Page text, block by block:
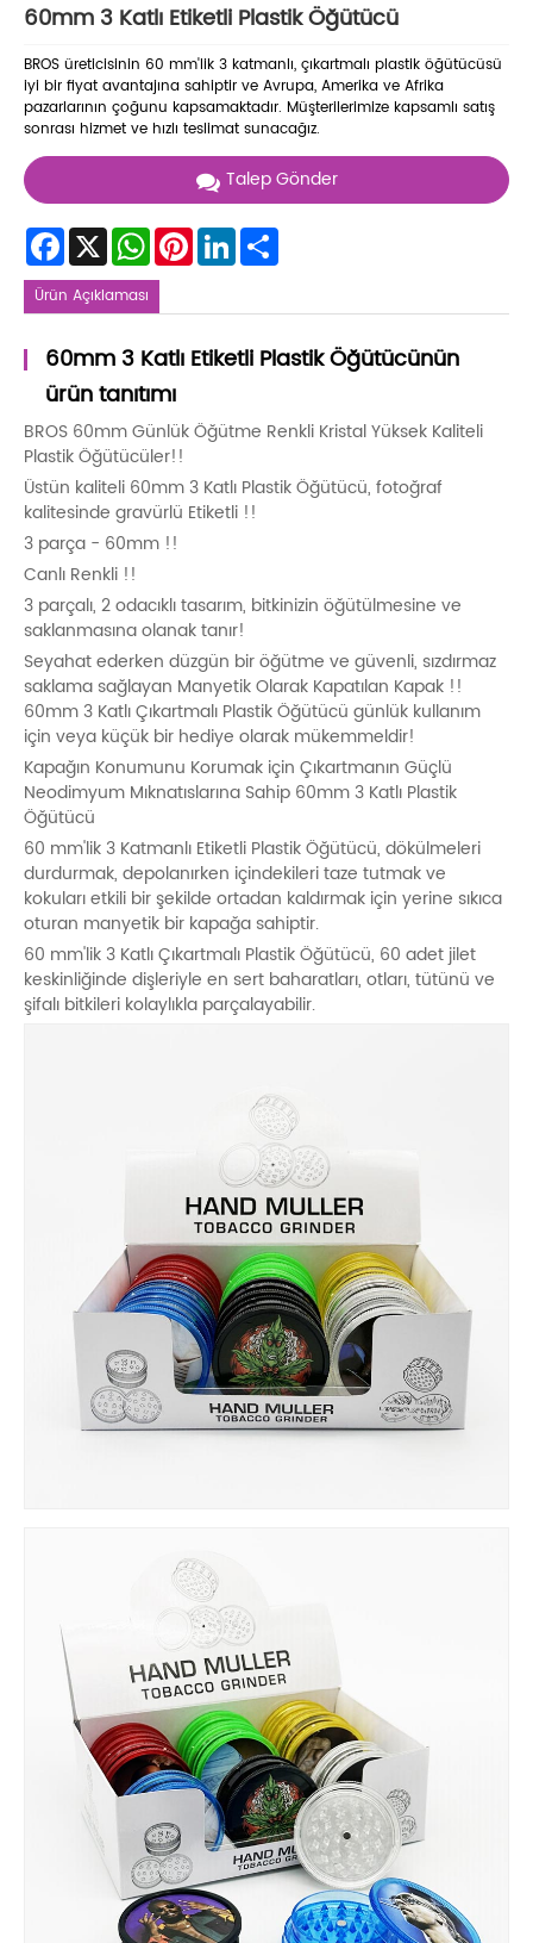
60mm 3 Katlı Etiketli Plastik Öğütücü
BROS üreticisinin 60 mm'lik 3 katmanlı, çıkartmalı plastik öğütücüsü
iyi bir fiyat avantajına sahiptir ve Avrupa, Amerika ve Afrika
pazarlarının çoğunu kapsamaktadır. Müşterilerimize kapsamlı satış
sonrası hizmet ve hızlı teslimat sunacağız.
Talep Gönder
Facebook
X WhatsAppPinterestLinkedIn
Ürün Açıklaması
60mm 3 Katlı Etiketli Plastik Öğütücünün
ürün tanıtımı
BROS 60mm Günlük Öğütme Renkli Kristal Yüksek Kaliteli
Plastik Öğütücüler!!
Üstün kaliteli 60mm 3 Katlı Plastik Öğütücü, fotoğraf
kalitesinde gravürlü Etiketli !!
3 parça - 60mm !!
Canlı Renkli !!
3 parçalı, 2 odacıklı tasarım, bitkinizin öğütülmesine ve
saklanmasına olanak tanır!
Seyahat ederken düzgün bir öğütme ve güvenli, sızdırmaz
saklama sağlayan Manyetik Olarak Kapatılan Kapak !!
60mm 3 Katlı Çıkartmalı Plastik Öğütücü günlük kullanım
için veya küçük bir hediye olarak mükemmeldir!
Kapağın Konumunu Korumak için Çıkartmanın Güçlü
Neodimyum Mıknatıslarına Sahip 60mm 3 Katlı Plastik
Öğütücü
60 mm'lik 3 Katmanlı Etiketli Plastik Öğütücü, dökülmeleri
durdurmak, depolanırken içindekileri taze tutmak ve
kokuları etkili bir şekilde ortadan kaldırmak için yerine sıkıca
oturan manyetik bir kapağa sahiptir.
60 mm'lik 3 Katlı Çıkartmalı Plastik Öğütücü, 60 adet jilet
keskinliğinde dişleriyle en sert baharatları, otları, tütünü ve
şifalı bitkileri kolaylıkla parçalayabilir.